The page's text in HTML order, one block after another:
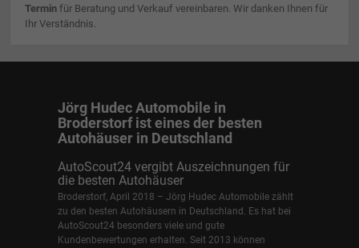
Terminfür Beratung und Verkauf vereinbaren. Wir danken Ihnen für
Ihr Verständnis.
Jörg Hudec Automobile in
Broderstorf ist eines der besten
Autohäuser in Deutschland
AutoScout24 vergibt Auszeichnungen für
die besten Autohäuser
Broderstorf, April 2018 – Jörg Hudec Automobile zählt
zu den besten Autohäusern in Deutschland. Es hat bei
AutoScout24 besonders viele und gute
Kundenbewertungen erhalten. Seit 2013 können